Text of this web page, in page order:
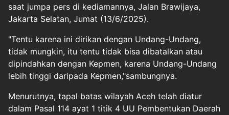
saat jumpa pers di kediamannya, Jalan Brawijaya,
Jakarta Selatan, Jumat (13/6/2025).
"Tentu karena ini dirikan dengan Undang-Undang,
tidak mungkin, itu tentu tidak bisa dibatalkan atau
dipindahkan dengan Kepmen, karena Undang-Undang
lebih tinggi daripada Kepmen,"sambungnya.
Menurutnya, tapal batas wilayah Aceh telah diatur
dalam Pasal 114 ayat 1 titik 4 UU Pembentukan Daerah